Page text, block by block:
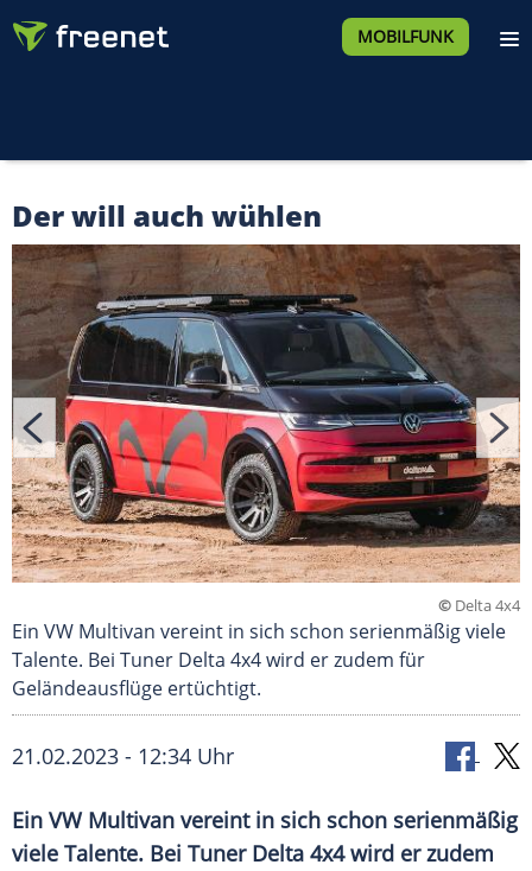
MOBILFUNK
Der will auch wühlen
© Delta 4x4
Ein VW Multivan vereint in sich schon serienmäßig viele
Talente. Bei Tuner Delta 4x4 wird er zudem für
Geländeausflüge ertüchtigt.​
21.02.2023 - 12:34 Uhr
Ein VW Multivan vereint in sich schon serienmäßig
viele Talente. Bei Tuner Delta 4x4 wird er zudem